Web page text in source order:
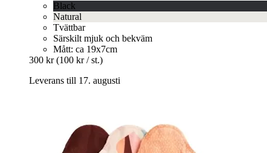
Black
Natural
Tvättbar
Särskilt mjuk och bekväm
Mått: ca 19x7cm
300 kr (100 kr / st.)
Leverans till 17. augusti